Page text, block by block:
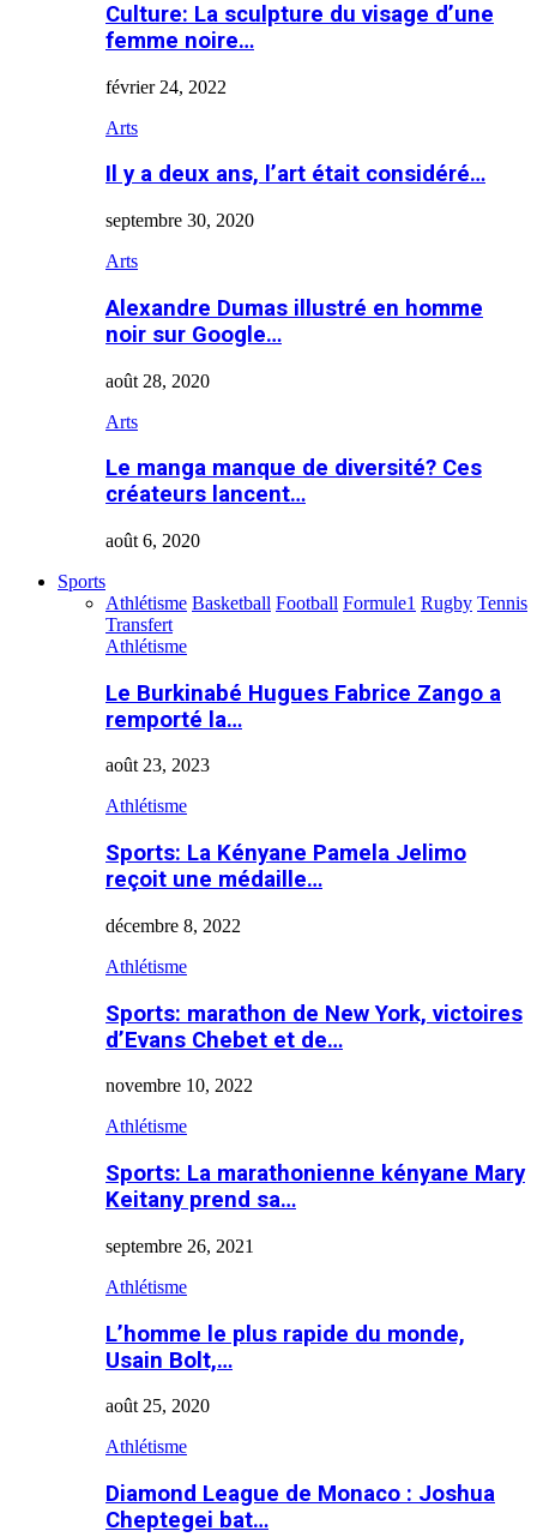
Culture: La sculpture du visage d’une
femme noire…
février 24, 2022
Arts
Il y a deux ans, l’art était considéré…
septembre 30, 2020
Arts
Alexandre Dumas illustré en homme
noir sur Google…
août 28, 2020
Arts
Le manga manque de diversité? Ces
créateurs lancent…
août 6, 2020
Sports
Athlétisme Basketball Football Formule1 Rugby Tennis
Transfert
Athlétisme
Le Burkinabé Hugues Fabrice Zango a
remporté la…
août 23, 2023
Athlétisme
Sports: La Kényane Pamela Jelimo
reçoit une médaille…
décembre 8, 2022
Athlétisme
Sports: marathon de New York, victoires
d’Evans Chebet et de…
novembre 10, 2022
Athlétisme
Sports: La marathonienne kényane Mary
Keitany prend sa…
septembre 26, 2021
Athlétisme
L’homme le plus rapide du monde,
Usain Bolt,…
août 25, 2020
Athlétisme
Diamond League de Monaco : Joshua
Cheptegei bat…